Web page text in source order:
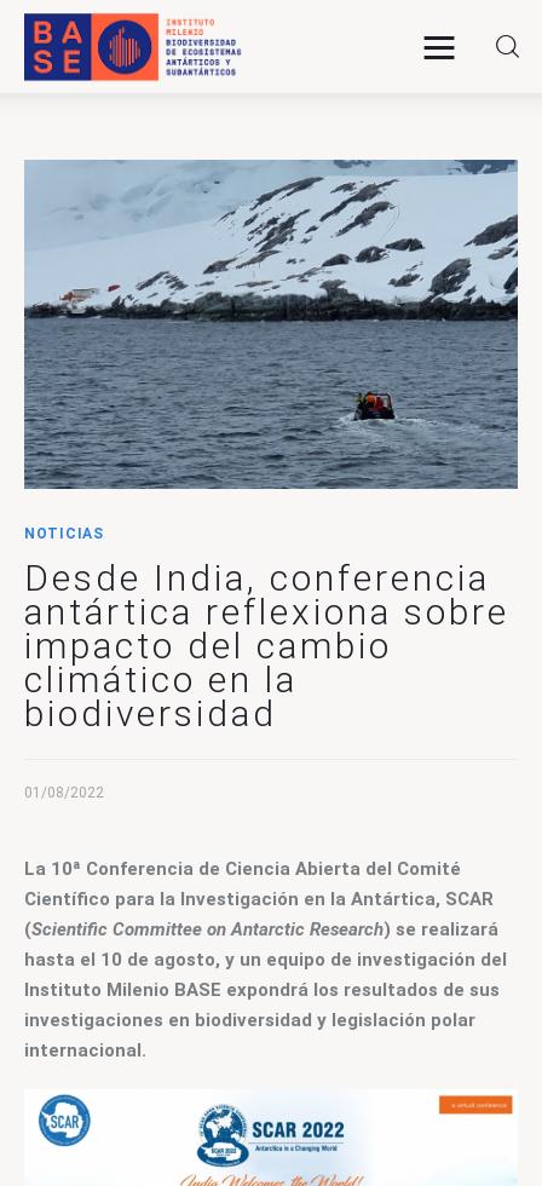
SOMOS
INVESTIGACIÓN
PUBLICACIONES
COLABORACIÓN
COMUNICACIONES
CONTACTO
NOTICIAS
Desde India, conferencia
antártica reflexiona sobre
impacto del cambio
climático en la
biodiversidad
01/08/2022
La 10ª Conferencia de Ciencia Abierta del Comité
Científico para la Investigación en la Antártica, SCAR
(Scientific Committee on Antarctic Research) se realizará
hasta el 10 de agosto, y un equipo de investigación del
Instituto Milenio BASE expondrá los resultados de sus
investigaciones en biodiversidad y legislación polar
internacional.